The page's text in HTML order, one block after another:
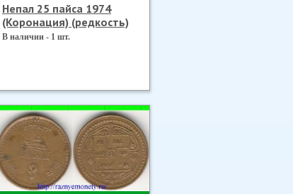
Непал 25 пайса 1974
(Коронация) (редкость)
В наличии - 1 шт.